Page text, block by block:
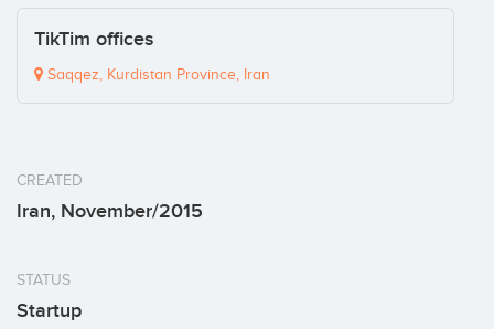
TikTim offices
Saqqez, Kurdistan Province, Iran
CREATED
Iran, November/2015
STATUS
Startup